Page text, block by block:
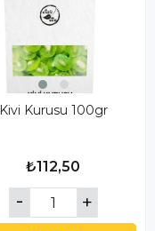
Kivi Kurusu 100gr
₺112,50